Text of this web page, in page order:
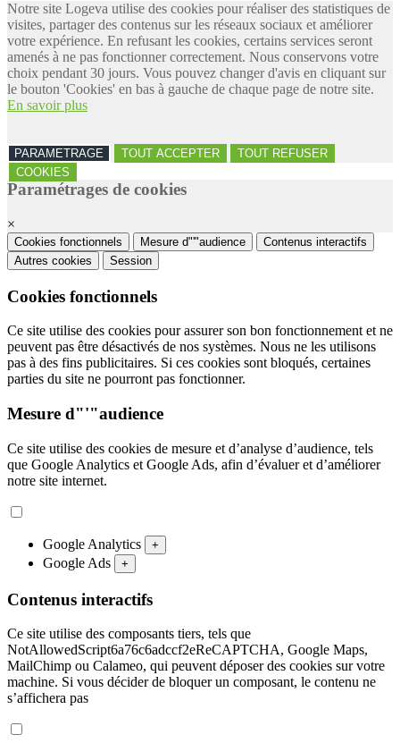
Notre site Logeva utilise des cookies pour réaliser des statistiques de
visites, partager des contenus sur les réseaux sociaux et améliorer
votre expérience. En refusant les cookies, certains services seront
amenés à ne pas fonctionner correctement. Nous conservons votre
choix pendant 30 jours. Vous pouvez changer d'avis en cliquant sur
le bouton 'Cookies' en bas à gauche de chaque page de notre site.
En savoir plus
PARAMETRAGE TOUT ACCEPTER
TOUT REFUSER
COOKIES
Paramétrages de cookies
×
Cookies fonctionnels Mesure d"'"audience
Contenus interactifs
Autres cookies
Session
Cookies fonctionnels
Ce site utilise des cookies pour assurer son bon fonctionnement et ne
peuvent pas être désactivés de nos systèmes. Nous ne les utilisons
pas à des fins publicitaires. Si ces cookies sont bloqués, certaines
parties du site ne pourront pas fonctionner.
Mesure d"'"audience
Ce site utilise des cookies de mesure et d’analyse d’audience, tels
que Google Analytics et Google Ads, afin d’évaluer et d’améliorer
notre site internet.
Google Analytics +
Google Ads +
Contenus interactifs
Ce site utilise des composants tiers, tels que
NotAllowedScript6a76c6adccf2eReCAPTCHA, Google Maps,
MailChimp ou Calameo, qui peuvent déposer des cookies sur votre
machine. Si vous décider de bloquer un composant, le contenu ne
s’affichera pas